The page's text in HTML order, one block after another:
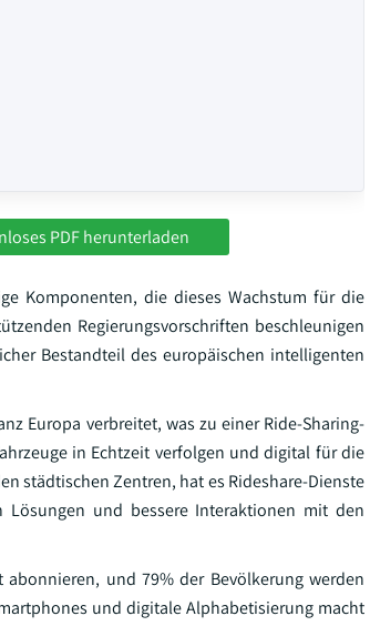
PDF herunterladen
Komponenten, die dieses Wachstum für die
Regierungsvorschriften beschleunigen
Bestandteil des europäischen intelligenten
Europa verbreitet, was zu einer Ride-Sharing-
in Echtzeit verfolgen und digital für die
städtischen Zentren, hat es Rideshare-Dienste
und bessere Interaktionen mit den
und 79% der Bevölkerung werden
und digitale Alphabetisierung macht